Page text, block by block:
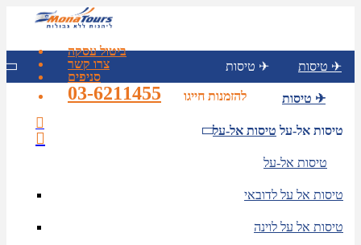
ביטול עסקה
צרו קשר
סניפים
להזמנות חייגו
03-6211455
טיסות ✈ טיסות ✈
טיסות ✈
טיסות אל-על טיסות אל-על
טיסות אל-על
טיסות אל על לדובאי
טיסות אל על לוינה